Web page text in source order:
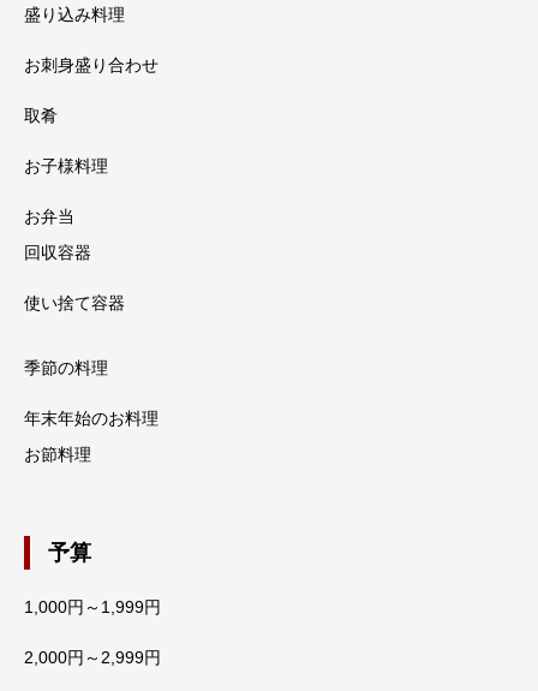
盛り込み料理
お刺身盛り合わせ
取肴
お子様料理
お弁当
回収容器
使い捨て容器
季節の料理
年末年始のお料理
お節料理
予算
1,000円～1,999円
2,000円～2,999円